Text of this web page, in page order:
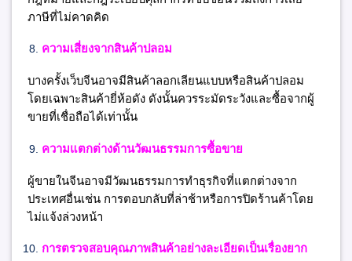
ภาษีที่ไม่คาดคิด
ความเสี่ยงจากสินค้าปลอม
บางครั้งเว็บจีนอาจมีสินค้าลอกเลียนแบบหรือสินค้าปลอม
โดยเฉพาะสินค้ายี่ห้อดัง ดังนั้นควรระมัดระวังและซื้อจากผู้
ขายที่เชื่อถือได้เท่านั้น
ความแตกต่างด้านวัฒนธรรมการซื้อขาย
ผู้ขายในจีนอาจมีวัฒนธรรมการทำธุรกิจที่แตกต่างจาก
ประเทศอื่นเช่น การตอบกลับที่ล่าช้าหรือการปิดร้านค้าโดย
ไม่แจ้งล่วงหน้า
การตรวจสอบคุณภาพสินค้าอย่างละเอียดเป็นเรื่องยาก